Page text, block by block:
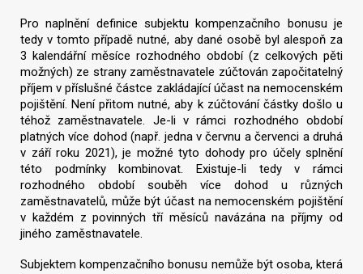
Pro naplnění definice subjektu kompenzačního bonusu je
tedy v tomto případě nutné, aby dané osobě byl alespoň za
3 kalendářní měsíce rozhodného období (z celkových pěti
možných) ze strany zaměstnavatele zúčtován započitatelný
příjem v příslušné částce zakládající účast na nemocenském
pojištění. Není přitom nutné, aby k zúčtování částky došlo u
téhož zaměstnavatele. Je-li v rámci rozhodného období
platných více dohod (např. jedna v červnu a červenci a druhá
v září roku 2021), je možné tyto dohody pro účely splnění
této podmínky kombinovat. Existuje-li tedy v rámci
rozhodného období souběh více dohod u různých
zaměstnavatelů, může být účast na nemocenském pojištění
v každém z povinných tří měsíců navázána na příjmy od
jiného zaměstnavatele.
Subjektem kompenzačního bonusu nemůže být osoba, která